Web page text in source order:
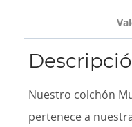
Nuestro colchón
pertenece a